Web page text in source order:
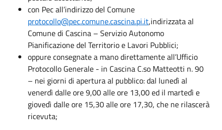
con Pec all’indirizzo del Comune
protocollo@pec.comune.cascina.pi.it,indirizzata al
Comune di Cascina – Servizio Autonomo
Pianificazione del Territorio e Lavori Pubblici;
oppure consegnate a mano direttamente all’Ufficio
Protocollo Generale - in Cascina C.so Matteotti n. 90
– nei giorni di apertura al pubblico: dal lunedì al
venerdì dalle ore 9,00 alle ore 13,00 ed il martedì e
giovedì dalle ore 15,30 alle ore 17,30, che ne rilascerà
ricevuta;